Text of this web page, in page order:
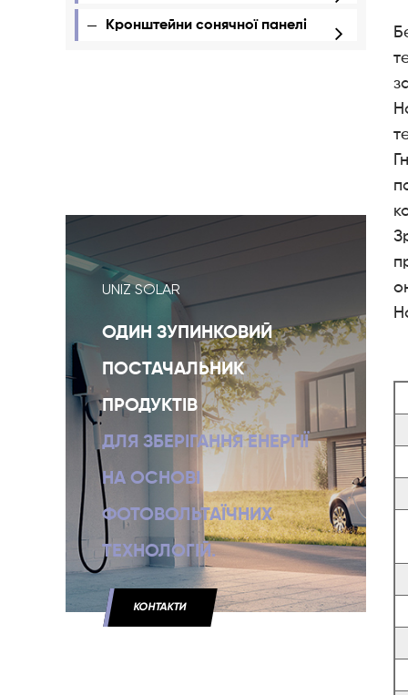
Кронштейни сонячної панелі
UNIZ SOLAR
ОДИН ЗУПИНКОВИЙ
ПОСТАЧАЛЬНИК
ПРОДУКТІВ
ДЛЯ ЗБЕРІГАННЯ ЕНЕРГІЇ
НА ОСНОВІ
ФОТОВОЛЬТАЇЧНИХ
ТЕХНОЛОГІЙ.
КОНТАКТИ